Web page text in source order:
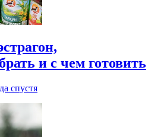
и с чем готовить
спустя